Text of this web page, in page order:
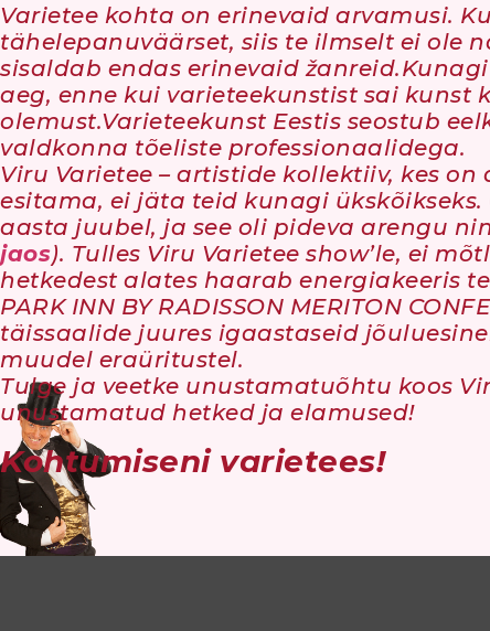
Varietee kohta on erinevaid arvamusi.
tähelepanuväärset, siis te ilmselt ei ole
sisaldab endas erinevaid žanreid.
aeg, enne kui varieteekunstist sai
olemust.Varieteekunst Eestis seostub
valdkonna tõeliste professionaalidega.
Viru Varietee – artistide kollektiiv, kes
esitama, ei jäta teid kunagi ükskõikseks.
aasta juubel, ja see oli pideva arengu
jaos). Tulles Viru Varietee show’le, ei
hetkedest alates haarab energiakeeris
PARK INN BY RADISSON MERITON
täissaalide juures igaastaseid
muudel eraüritustel.
Tulge ja veetke unustamatuõhtu koos
unustamatud hetked ja elamused!
Kohtumiseni varietees!